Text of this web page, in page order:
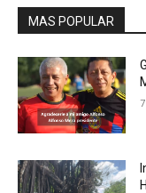
MAS POPULAR